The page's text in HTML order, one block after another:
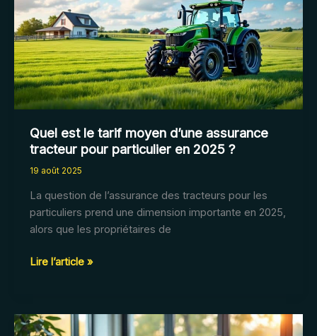
dans
un
immeuble
et
couverture
par
l’assurance
?
Quel est le tarif moyen d’une assurance
tracteur pour particulier en 2025 ?
19 août 2025
La question de l’assurance des tracteurs pour les
particuliers prend une dimension importante en 2025,
alors que les propriétaires de
Quel
tarif
moyen
Lire l’article »